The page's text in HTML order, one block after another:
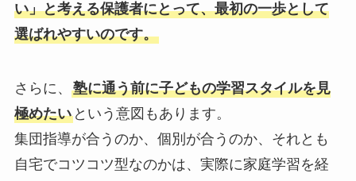
い」と考える保護者にとって、最初の一歩として
選ばれやすいのです。
さらに、 塾に通う前に子どもの学習スタイルを見
極めたいという意図もあります。
集団指導が合うのか、個別が合うのか、それとも
自宅でコツコツ型なのかは、実際に家庭学習を経